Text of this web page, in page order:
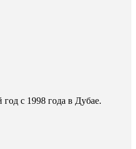
с 1998 года в Дубае.